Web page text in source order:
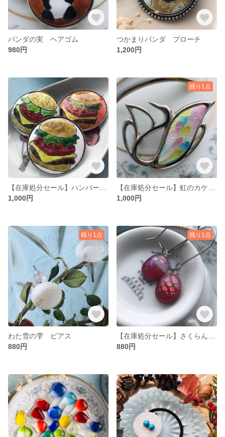
パンダの実 ヘアゴム
980円
つかまりパンダ プローチ
1,200円
1,000円
残り1点
1,000円
残り1点
わた雪の雫 ピアス
880円
残り1点
880円